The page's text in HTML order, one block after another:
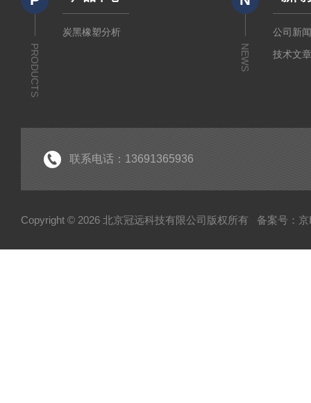
PRODUCTS
炭黑橡塑分析
NEWS
公司新
技术文
联系电话：13691365936
Copyright © 2026 北京冠远科技有限公司版权所有 备案号：